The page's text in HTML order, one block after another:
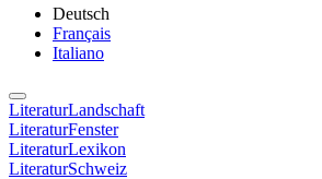
Deutsch
Français
Italiano
LiteraturLandschaft
LiteraturFenster
LiteraturLexikon
LiteraturSchweiz